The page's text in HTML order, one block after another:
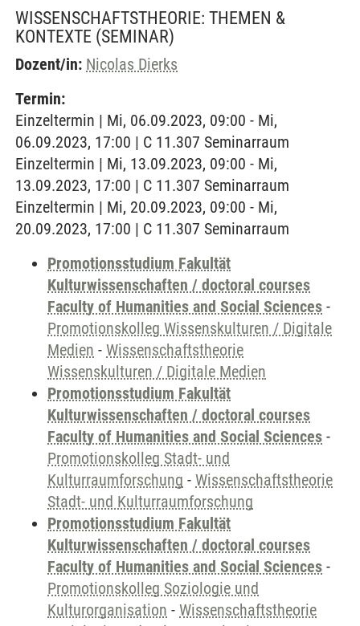
WISSENSCHAFTSTHEORIE: THEMEN &
KONTEXTE (SEMINAR)
Dozent/in: Nicolas Dierks
Termin:
Einzeltermin | Mi, 06.09.2023, 09:00 - Mi,
06.09.2023, 17:00 | C 11.307 Seminarraum
Einzeltermin | Mi, 13.09.2023, 09:00 - Mi,
13.09.2023, 17:00 | C 11.307 Seminarraum
Einzeltermin | Mi, 20.09.2023, 09:00 - Mi,
20.09.2023, 17:00 | C 11.307 Seminarraum
Promotionsstudium Fakultät
Kulturwissenschaften / doctoral courses
Faculty of Humanities and Social Sciences -
Promotionskolleg Wissenskulturen / Digitale
Medien - Wissenschaftstheorie
Wissenskulturen / Digitale Medien
Promotionsstudium Fakultät
Kulturwissenschaften / doctoral courses
Faculty of Humanities and Social Sciences -
Promotionskolleg Stadt- und
Kulturraumforschung - Wissenschaftstheorie
Stadt- und Kulturraumforschung
Promotionsstudium Fakultät
Kulturwissenschaften / doctoral courses
Faculty of Humanities and Social Sciences -
Promotionskolleg Soziologie und
Kulturorganisation - Wissenschaftstheorie